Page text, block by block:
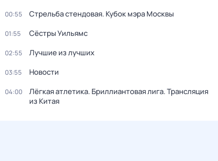
00:55 Стрельба стендовая. Кубок мэра Москвы
01:55 Сёстры Уильямс
02:55 Лучшие из лучших
03:55 Новости
04:00
Лёгкая атлетика. Бриллиантовая лига. Трансляция
из Китая